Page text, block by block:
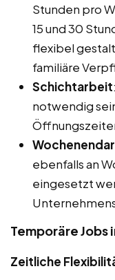
Stunden pro
15 und 30
flexibel
familiäre
Schichtarbeit
notwendig
ebenfalls an
eingesetzt
Temporäre Jobs
Zeitliche